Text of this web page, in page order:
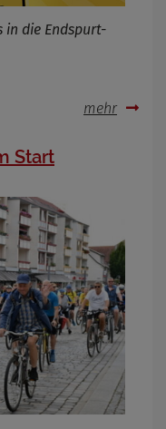
in die Endspurt-
mehr
Start